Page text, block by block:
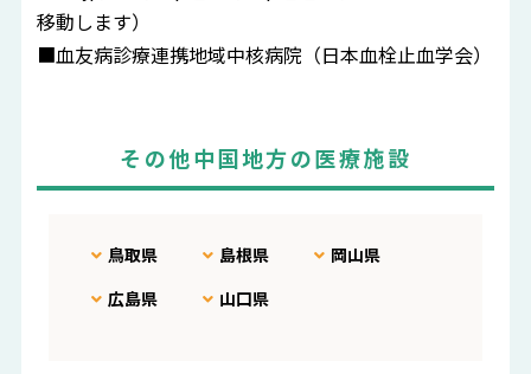
移動します）
■血友病診療連携地域中核病院（日本血栓止血学会）
その他中国地方の医療施設
鳥取県 島根県
岡山県
広島県
山口県